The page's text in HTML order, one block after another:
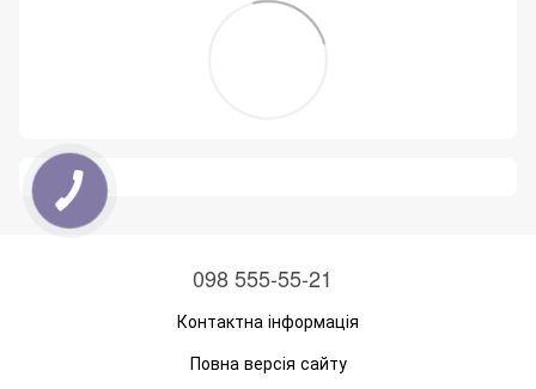
098 555-55-21
Контактна інформація
Повна версія сайту